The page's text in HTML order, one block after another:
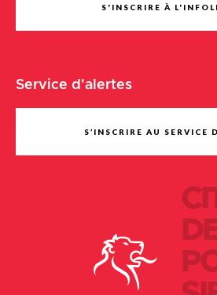
S'INSCRIRE À
Service d'alertes
S’INSCRIRE AU SERVICE